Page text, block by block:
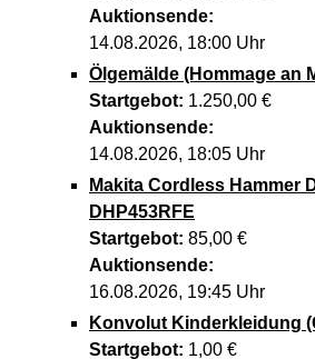
Auktionsende:
14.08.2026, 18:00 Uhr
Ölgemälde (Hommage an
Startgebot: 1.250,00 €
Auktionsende:
14.08.2026, 18:05 Uhr
Makita Cordless Hammer
DHP453RFE
Startgebot: 85,00 €
Auktionsende:
16.08.2026, 19:45 Uhr
Konvolut Kinderkleidung
Startgebot: 1,00 €